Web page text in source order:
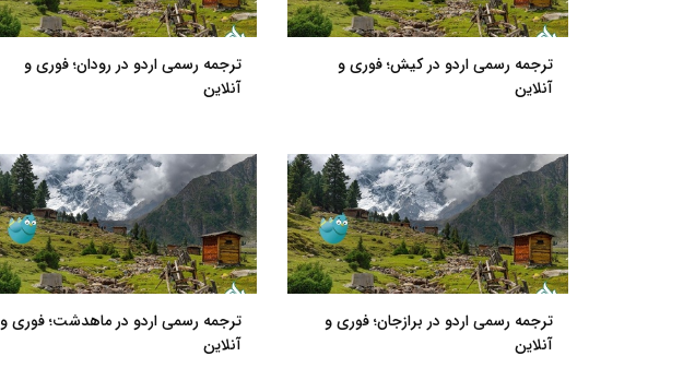
ترجمه رسمی اردو در کیش؛ فوری و
آنلاین
ترجمه رسمی اردو در رودان؛ فوری و
آنلاین
ترجمه رسمی اردو در برازجان؛ فوری و
آنلاین
ترجمه رسمی اردو در ماهدشت؛ فوری و
آنلاین